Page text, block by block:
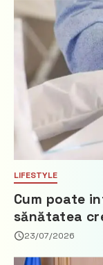
LIFESTYLE
Cum poate
sănătatea
23/07/2026